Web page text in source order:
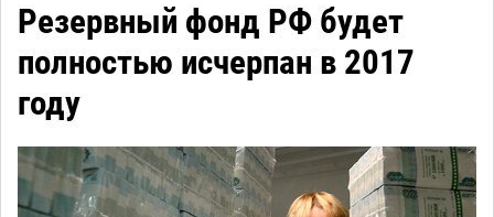
Резервный фонд РФ будет
полностью исчерпан в 2017
году